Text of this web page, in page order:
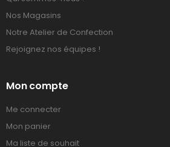
Nos Magasins
Notre Atelier de Confection
Rejoignez nos équipes !
Mon compte
Me connecter
Mon panier
Ma liste de souhait